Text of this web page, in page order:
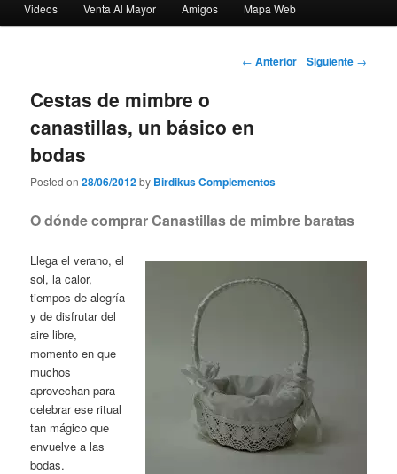
Videos Venta Al Mayor Amigos Mapa Web
Navegador de artículos
← Anterior Siguiente →
Cestas de mimbre o
canastillas, un básico en
bodas
Posted on28/06/2012by Birdikus Complementos
O dónde comprar Canastillas de mimbre baratas
Llega el verano, el
sol, la calor,
tiempos de alegría
y de disfrutar del
aire libre,
momento en que
muchos
aprovechan para
celebrar ese ritual
tan mágico que
envuelve a las
bodas.